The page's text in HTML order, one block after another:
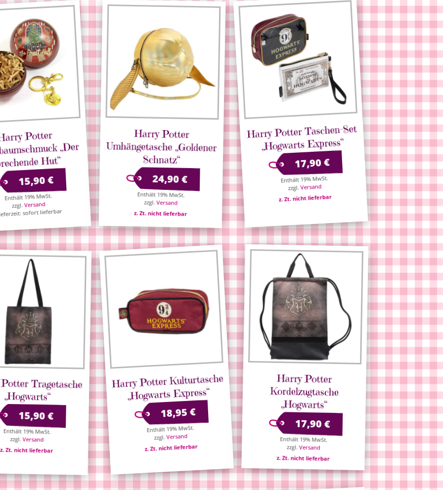
Potter
„Der
Hut“
15,90€
Enthält 19% MwSt.
zzgl.Versand
sofort lieferbar
Harry Potter
Umhängetasche „Goldener
Schnatz“
24,90€
Enthält 19% MwSt.
zzgl.Versand
Harry Potter Taschen-Set
„Hogwarts Express“
17,90€
Enthält 19% MwSt.
zzgl.Versand
Tragetasche
„Hogwarts“
15,90€
Enthält 19% MwSt.
zzgl.Versand
Harry Potter Kulturtasche
„Hogwarts Express“
18,95 €
Enthält 19% MwSt.
zzgl.Versand
Harry Potter
Kordelzugtasche
„Hogwarts“
17,90 €
Enthält 19% MwSt.
zzgl. Versand